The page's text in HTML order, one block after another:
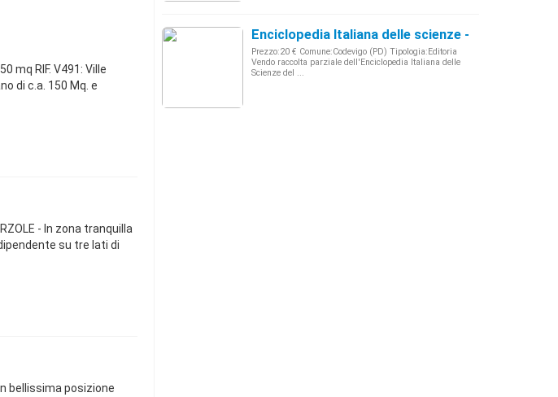
mq RIF. V491: Ville
di c.a. 150 Mq. e
- In zona tranquilla
su tre lati di
bellissima posizione
Enciclopedia Italiana delle scienze - Veneto
Prezzo:20 € Comune:Codevigo (PD) Tipologia:Editoria
Vendo raccolta parziale dell'Enciclopedia Italiana delle
Scienze del ...